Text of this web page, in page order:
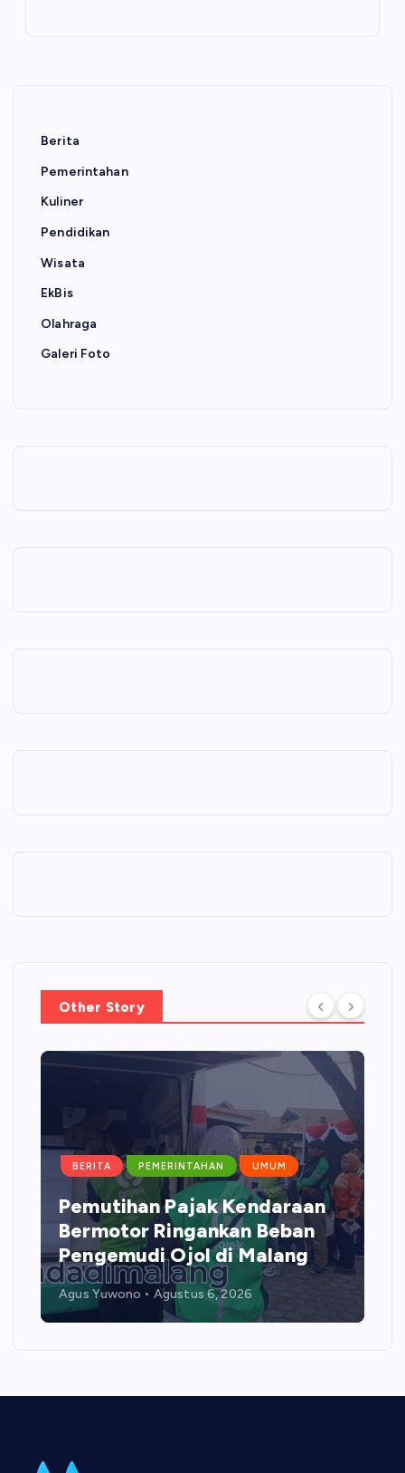
Berita
Pemerintahan
Kuliner
Pendidikan
Wisata
EkBis
Olahraga
Galeri Foto
Other Story
BERITA PEMERINTAHAN UMUM
Pemutihan Pajak Kendaraan
Bermotor Ringankan Beban
Pengemudi Ojol di Malang
Agus Yuwono Agustus 6, 2026